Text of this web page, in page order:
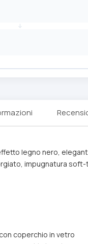
legno nero,
impugnatura
coperchio in vetro